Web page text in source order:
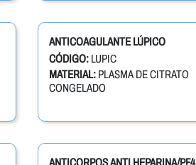
ANTICOAGULANTE LÚPICO
CÓDIGO: LUPIC
MATERIAL:PLASMA DE CITRATO
CONGELADO
ANTICORPOS ANTI HEPARINA/PF4